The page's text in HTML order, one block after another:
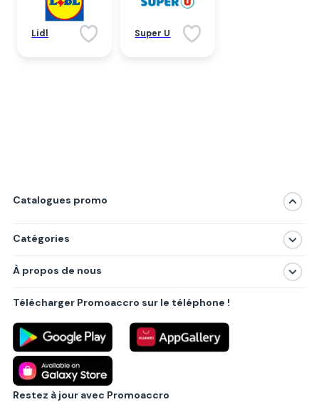
Lidl Super U
Catalogues promo
Catégories
Produits
Villes principales
À propos de nous
Politique de confidentialité
Règlements
Partenariat B2B
Blog
Contact
Télécharger Promoaccro sur le téléphone !
Restez à jour avec Promoaccro